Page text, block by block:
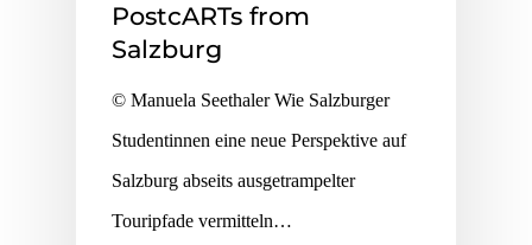
PostcARTs from
Salzburg
© Manuela Seethaler Wie Salzburger
Studentinnen eine neue Perspektive auf
Salzburg abseits ausgetrampelter
Touripfade vermitteln…